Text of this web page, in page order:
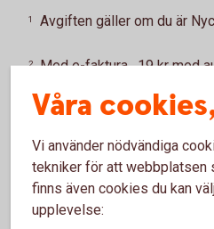
1 Avgiften gäller om du är
2
Med e-faktura, 19 kr med
Vad vill du låna
Våra
Vi använder nödvändiga
tekniker för att webbplatsen
finns även cookies du kan
upplevelse: